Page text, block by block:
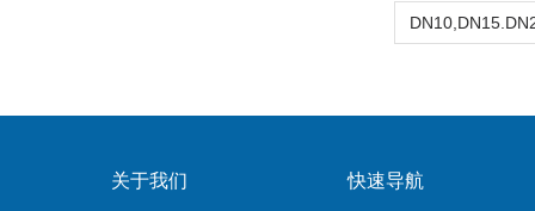
关于我们 快速导航